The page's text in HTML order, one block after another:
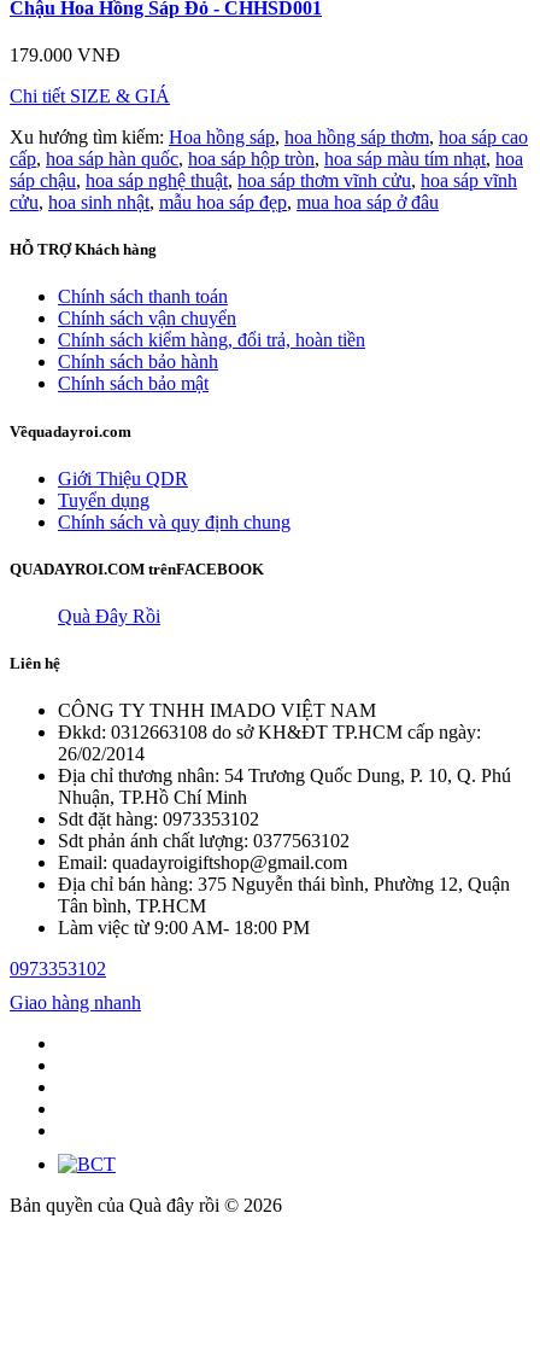
Chậu Hoa Hồng Sáp Đỏ - CHHSD001
179.000 VNĐ
Chi tiết SIZE & GIÁ
Xu hướng tìm kiếm: Hoa hồng sáp, hoa hồng sáp thơm, hoa sáp cao
cấp, hoa sáp hàn quốc, hoa sáp hộp tròn, hoa sáp màu tím nhạt, hoa
sáp chậu, hoa sáp nghệ thuật, hoa sáp thơm vĩnh cửu, hoa sáp vĩnh
cửu, hoa sinh nhật, mẫu hoa sáp đẹp, mua hoa sáp ở đâu
HỖ TRỢKhách hàng
Chính sách thanh toán
Chính sách vận chuyển
Chính sách kiểm hàng, đổi trả, hoàn tiền
Chính sách bảo hành
Chính sách bảo mật
Vềquadayroi.com
Giới Thiệu QDR
Tuyển dụng
Chính sách và quy định chung
QUADAYROI.COM trênFACEBOOK
Quà Đây Rồi
Liên hệ
CÔNG TY TNHH IMADO VIỆT NAM
Đkkd: 0312663108 do sở KH&ĐT TP.HCM cấp ngày:
26/02/2014
Địa chỉ thương nhân: 54 Trương Quốc Dung, P. 10, Q. Phú
Nhuận, TP.Hồ Chí Minh
Sdt đặt hàng: 0973353102
Sdt phản ánh chất lượng: 0377563102
Email: quadayroigiftshop@gmail.com
Địa chỉ bán hàng: 375 Nguyễn thái bình, Phường 12, Quận
Tân bình, TP.HCM
Làm việc từ 9:00 AM- 18:00 PM
0973353102
Giao hàng nhanh
Bản quyền của Quà đây rồi © 2026